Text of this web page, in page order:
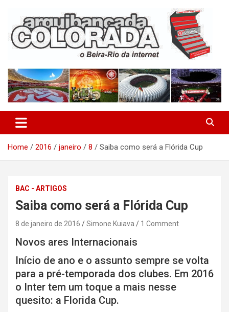
content
Arquibancada Colorada
Home 2016 janeiro 8 Saiba como será a Flórida Cup
BAC - ARTIGOS
Saiba como será a Flórida Cup
8 de janeiro de 2016 Simone Kuiava 1 Comment
Novos ares Internacionais
Início de ano e o assunto sempre se volta
para a pré-temporada dos clubes. Em 2016
o Inter tem um toque a mais nesse
quesito: a Florida Cup.